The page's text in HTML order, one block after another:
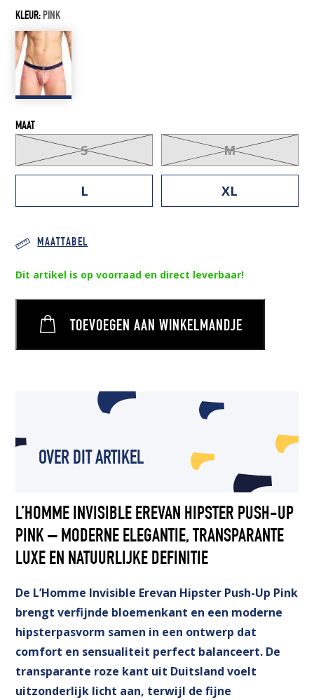
KLEUR:PINK
MAAT
S M
L XL
MAATTABEL
Dit artikel is op voorraad en direct leverbaar!
TOEVOEGEN AAN WINKELMANDJE
OVER DIT ARTIKEL
L’HOMME INVISIBLE EREVAN HIPSTER PUSH-UP
PINK – MODERNE ELEGANTIE, TRANSPARANTE
LUXE EN NATUURLIJKE DEFINITIE
De L’Homme Invisible Erevan Hipster Push-Up Pink
brengt verfijnde bloemenkant en een moderne
hipsterpasvorm samen in een ontwerp dat
comfort en sensualiteit perfect balanceert. De
transparante roze kant uit Duitsland voelt
uitzonderlijk licht aan, terwijl de fijne